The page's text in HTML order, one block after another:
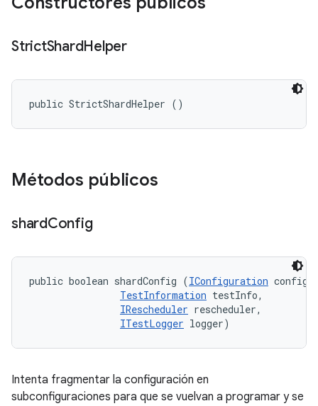
StrictShardHelper
public StrictShardHelper ()
Métodos públicos
shardConfig
public boolean shardConfig (IConfiguration
TestInformation testInfo,
IRescheduler rescheduler,
ITestLogger logger)
Intenta fragmentar la configuración en
subconfiguraciones para que se vuelvan a programar y se